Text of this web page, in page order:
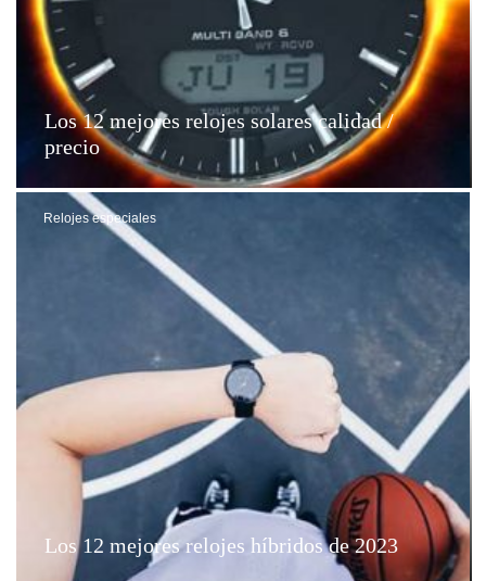
Los 12 mejores relojes solares calidad /
precio
Relojes especiales
Los 12 mejores relojes híbridos de 2023